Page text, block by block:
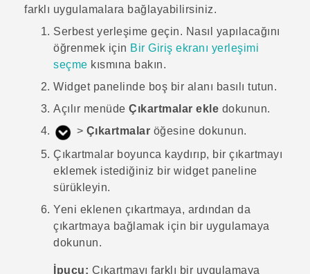
farklı uygulamalara bağlayabilirsiniz.
Serbestyerleşime geçin. Nasıl yapılacağını
öğrenmek için Bir Giriş ekranı yerleşimi
seçme kısmına bakın.
Widget panelinde boş bir alanı basılı tutun.
Açılır menüde Çıkartmalar ekle dokunun.
> Çıkartmalar öğesine dokunun.
Çıkartmalar boyunca kaydırıp, bir çıkartmayı
eklemek istediğiniz bir widget paneline
sürükleyin.
Yeni eklenen çıkartmaya, ardından da
çıkartmaya bağlamak için bir uygulamaya
dokunun.
İpucu: Çıkartmayı farklı bir uygulamaya